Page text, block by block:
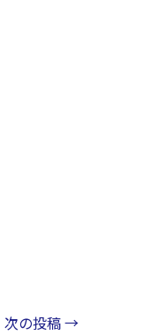
次の投稿→